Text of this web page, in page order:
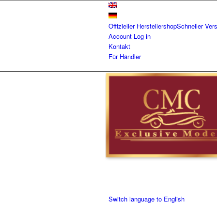
Offizieller HerstellershopSchneller
Account Log in
Kontakt
Für Händler
Switch language to English